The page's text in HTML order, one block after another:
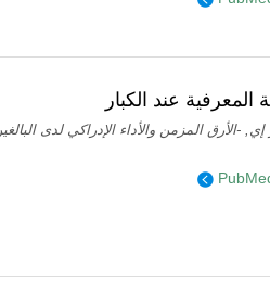
المعرفية عند الكبار